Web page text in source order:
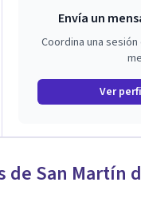
Envía un
Coordina una
Ver
de San Martín